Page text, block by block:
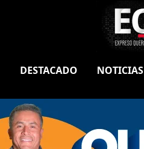
DESTACADO NOTICIAS